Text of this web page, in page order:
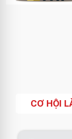
CƠ HỘI